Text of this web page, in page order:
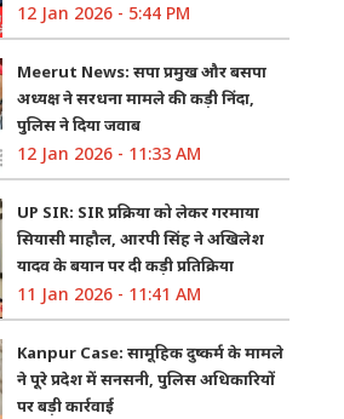
12 Jan 2026 - 5:44 PM
Meerut News: सपा प्रमुख और बसपा
अध्यक्ष ने सरधना मामले की कड़ी निंदा,
पुलिस ने दिया जवाब
12 Jan 2026 - 11:33 AM
UP SIR: SIR प्रक्रिया को लेकर गरमाया
सियासी माहौल, आरपी सिंह ने अखिलेश
यादव के बयान पर दी कड़ी प्रतिक्रिया
11 Jan 2026 - 11:41 AM
Kanpur Case: सामूहिक दुष्कर्म के मामले
ने पूरे प्रदेश में सनसनी, पुलिस अधिकारियों
पर बड़ी कार्रवाई